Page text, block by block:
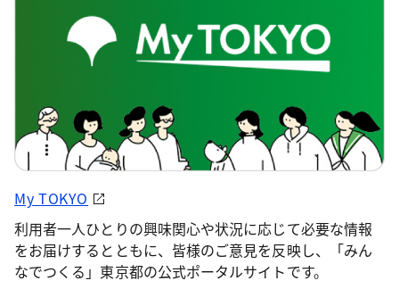
My TOKYO
利用者一人ひとりの興味関心や状況に応じて必要な情報
をお届けするとともに、皆様のご意見を反映し、「みん
なでつくる」東京都の公式ポータルサイトです。